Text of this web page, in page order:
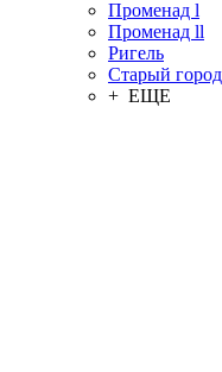
Променад l
Променад ll
Ригель
Старый город
+ ЕЩЕ